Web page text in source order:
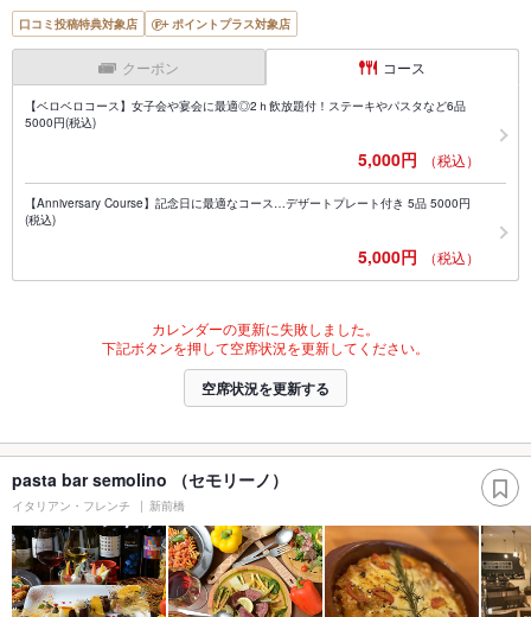
口コミ投稿特典対象店 ポイントプラス対象店
クーポン コース
【ベロベロコース】女子会や宴会に最適◎2ｈ飲放題付！ステーキやパスタなど6品
5000円(税込)
5,000円 （税込）
【Anniversary Course】記念日に最適なコース…デザートプレート付き 5品 5000円
(税込)
5,000円 （税込）
カレンダーの更新に失敗しました。
下記ボタンを押して空席状況を更新してください。
空席状況を更新する
pasta bar semolino （セモリーノ）
イタリアン・フレンチ 新前橋